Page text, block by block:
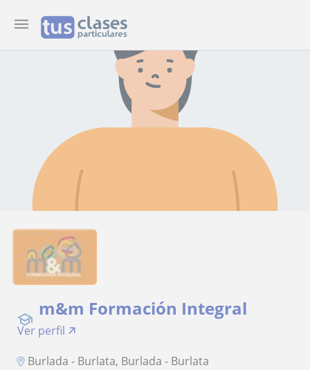
m&m Formación Integral
Ver perfil
Burlada - Burlata, Burlada - Burlata